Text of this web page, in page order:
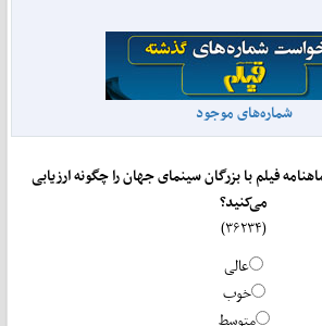
شماره‌های موجود
فیلم با بزرگان سینمای جهان را چگونه ارزیابی
می‌کنید؟
عالی
خوب
متوسط